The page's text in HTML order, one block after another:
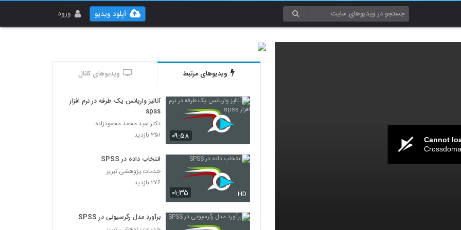
ورود آپلود ویدیو
Cannot
ویدیوهای مرتبط ویدیوهای کانال
۰۹:۵۸
آنالیز واریانس یک طرفه در نرم افزار
spss
دکتر سید محمد محمودزاده
۳۵۱ بازدید
۰۱:۳۵ HD
انتخاب داده در SPSS
خدمات پژوهشی تبریز
۲۷۶ بازدید
برآورد مدل رگرسیونی در SPSS